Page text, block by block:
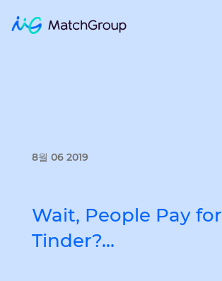
8월 06 2019
Wait, People Pay for
Tinder?…